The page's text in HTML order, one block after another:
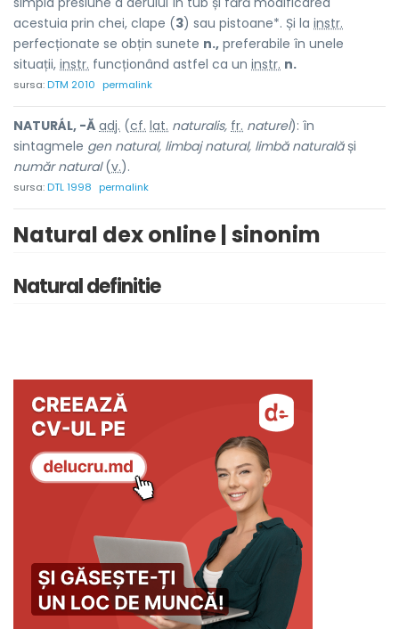
acestuia prin chei, clape (3) sau pistoane*. Și la instr.
perfecționate se obțin sunete n., preferabile în unele
situații, instr. funcționând astfel ca un instr. n.
sursa:DTM 2010 permalink
NATURÁL, -Ă adj. (cf. lat. naturalis, fr. naturel): în
sintagmele gen natural, limbaj natural, limbă naturalăși
număr natural(v.).
sursa:DTL 1998 permalink
Natural dex online | sinonim
Natural definitie